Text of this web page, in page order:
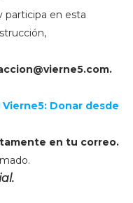
participa en esta
.
Donar desde
en tu correo.